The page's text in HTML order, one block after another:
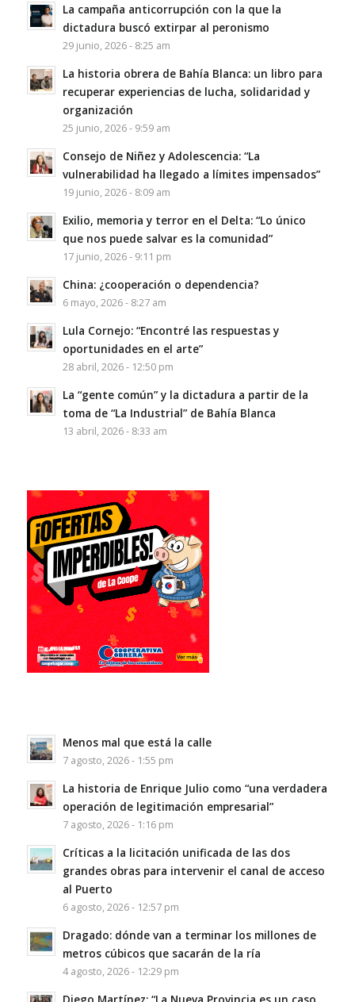
La campaña anticorrupción con la que la
dictadura buscó extirpar al peronismo
29 junio, 2026 - 8:25 am
La historia obrera de Bahía Blanca: un libro para
recuperar experiencias de lucha, solidaridad y
organización
25 junio, 2026 - 9:59 am
Consejo de Niñez y Adolescencia: “La
vulnerabilidad ha llegado a límites impensados”
19 junio, 2026 - 8:09 am
Exilio, memoria y terror en el Delta: “Lo único
que nos puede salvar es la comunidad”
17 junio, 2026 - 9:11 pm
China: ¿cooperación o dependencia?
6 mayo, 2026 - 8:27 am
Lula Cornejo: “Encontré las respuestas y
oportunidades en el arte”
28 abril, 2026 - 12:50 pm
La “gente común” y la dictadura a partir de la
toma de “La Industrial” de Bahía Blanca
13 abril, 2026 - 8:33 am
Menos mal que está la calle
7 agosto, 2026 - 1:55 pm
La historia de Enrique Julio como “una verdadera
operación de legitimación empresarial”
7 agosto, 2026 - 1:16 pm
Críticas a la licitación unificada de las dos
grandes obras para intervenir el canal de acceso
al Puerto
6 agosto, 2026 - 12:57 pm
Dragado: dónde van a terminar los millones de
metros cúbicos que sacarán de la ría
4 agosto, 2026 - 12:29 pm
Diego Martínez: “La Nueva Provincia es un caso